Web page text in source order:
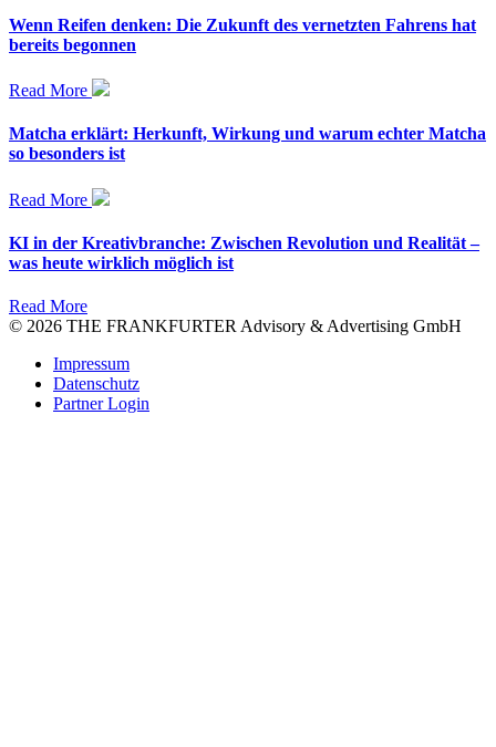
Wenn Reifen denken: Die Zukunft des vernetzten Fahrens hat
bereits begonnen
Read More
Matcha erklärt: Herkunft, Wirkung und warum echter Matcha
so besonders ist
Read More
KI in der Kreativbranche: Zwischen Revolution und Realität –
was heute wirklich möglich ist
Read More
© 2026 THE FRANKFURTER Advisory & Advertising GmbH
Impressum
Datenschutz
Partner Login